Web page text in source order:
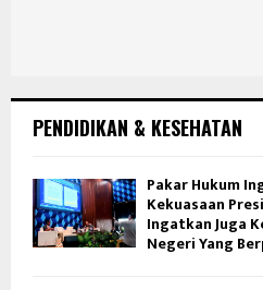
PENDIDIKAN & KESEHATAN
Pakar Hukum
Kekuasaan
Ingatkan Juga
Negeri Yang